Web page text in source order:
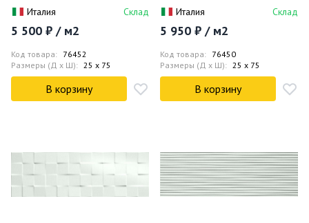
Италия
Склад
5 500 ₽ / м2
Код товара: 76452
Размеры (Д x Ш): 25 x 75
В корзину
Италия
Склад
5 950 ₽ / м2
Код товара: 76450
Размеры (Д x Ш): 25 x 75
В корзину